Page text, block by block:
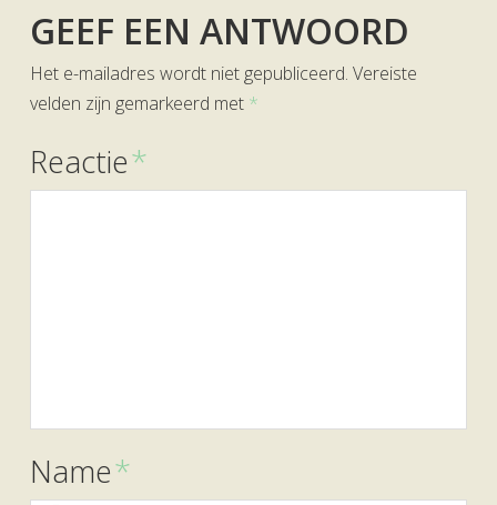
GEEF EEN ANTWOORD
Het e-mailadres wordt niet gepubliceerd. Vereiste
velden zijn gemarkeerd met *
Reactie*
Name*